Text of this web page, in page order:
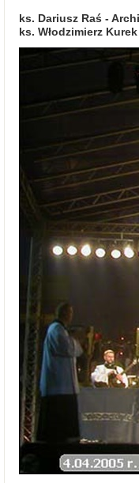
ks. Dariusz Raś -
ks. Włodzimierz Kurek